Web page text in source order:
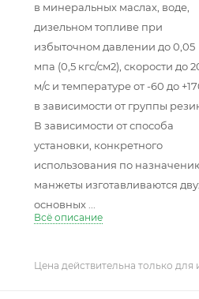
в минеральных маслах, воде,
дизельном топливе при
избыточном давлении до 0,05
мпа (0,5 кгс/см2), скорости до
м/с и температуре от -60 до
в зависимости от группы
В зависимости от способа
установки, конкретного
использования по
манжеты изготавливаются
основных ...
Всё описание
Цена действительна только для